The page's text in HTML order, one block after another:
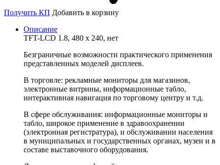
Получить КП Добавить в корзину
Описание
TFT-LCD 1.8, 480 x 240, нет
Безграничные возможности практического применения
представленных моделей дисплеев.
В торговле: рекламные мониторы для магазинов,
электронные витрины, информационные табло,
интерактивная навигация по торговому центру и т.д.
В сфере обслуживания: информационные мониторы и
табло, широкое применение в здравоохранении
(электронная регистратура), и обслуживании населения
в муниципальных и государственных органах, музеи и в
составе выставочного оборудования.